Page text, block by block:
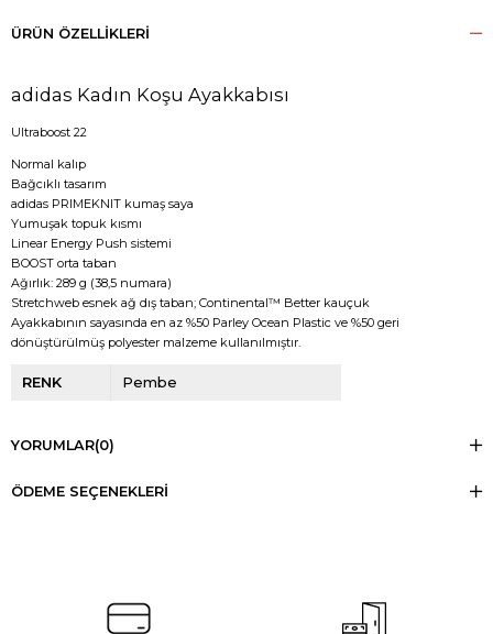
ÜRÜN ÖZELLIKLERI
adidas Kadın Koşu Ayakkabısı
Ultraboost 22
Normal kalıp
Bağcıklı tasarım
adidas PRIMEKNIT kumaş saya
Yumuşak topuk kısmı
Linear Energy Push sistemi
BOOST orta taban
Ağırlık: 289 g (38,5 numara)
Stretchweb esnek ağ dış taban; Continental™ Better kauçuk
Ayakkabının sayasında en az %50 Parley Ocean Plastic ve %50 geri
dönüştürülmüş polyester malzeme kullanılmıştır.
RENK Pembe
YORUMLAR(0)
ÖDEME SEÇENEKLERI